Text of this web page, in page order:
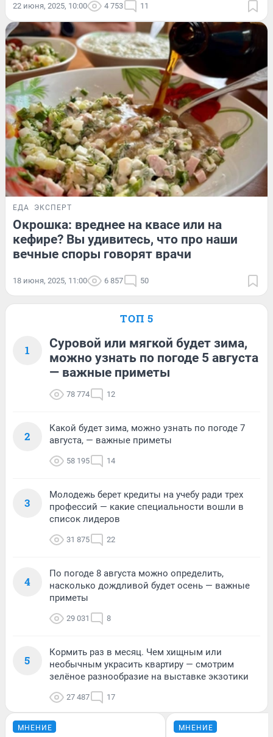
22 июня, 2025, 10:00 4 753 11
ЕДА ЭКСПЕРТ
Окрошка: вреднее на квасе или на
кефире? Вы удивитесь, что про наши
вечные споры говорят врачи
18 июня, 2025, 11:00 6 857 50
ТОП 5
1
Суровой или мягкой будет зима,
можно узнать по погоде 5 августа
— важные приметы
78 774 12
2
Какой будет зима, можно узнать по погоде 7
августа, — важные приметы
58 195 14
3
Молодежь берет кредиты на учебу ради трех
профессий — какие специальности вошли в
список лидеров
31 875 22
4
По погоде 8 августа можно определить,
насколько дождливой будет осень — важные
приметы
29 031 8
5
Кормить раз в месяц. Чем хищным или
необычным украсить квартиру — смотрим
зелёное разнообразие на выставке экзотики
27 487 17
МНЕНИЕ МНЕНИЕ